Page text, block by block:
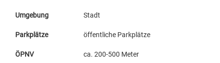
Umgebung Stadt
Parkplätze öffentliche Parkplätze
ÖPNV ca. 200-500 Meter